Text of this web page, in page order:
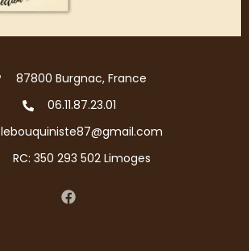
87800 Burgnac, France
06.11.87.23.01
lebouquiniste87@gmail.com
RC: 350 293 502 Limoges